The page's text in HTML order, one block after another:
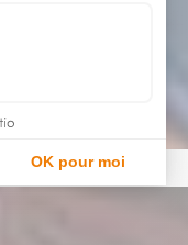
OK pour moi